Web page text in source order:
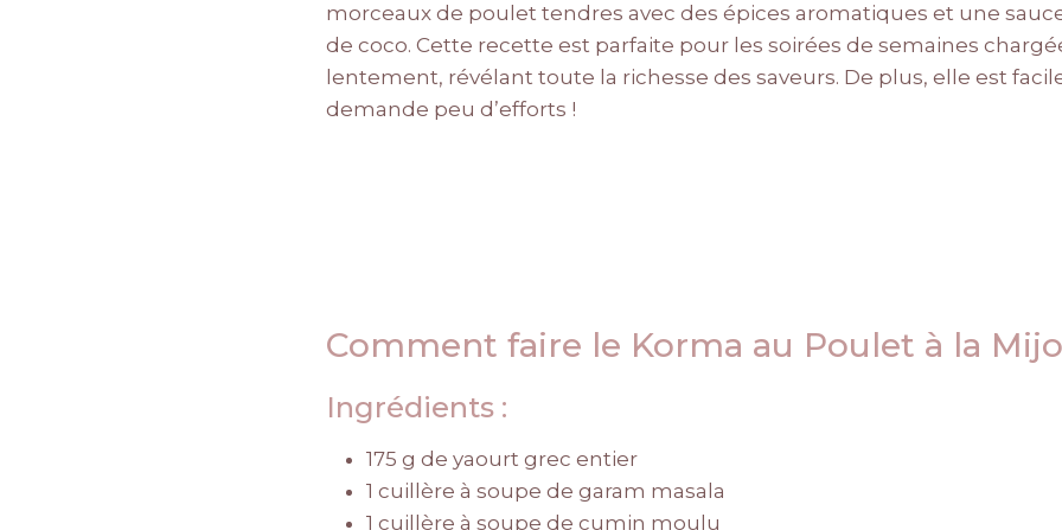
morceaux de poulet tendres avec des épices aromatiques et une
de coco. Cette recette est parfaite pour les soirées de semaines
lentement, révélant toute la richesse des saveurs. De plus, elle est
demande peu d’efforts !
Comment faire le Korma au Poulet à la
Ingrédients :
175 g de yaourt grec entier
1 cuillère à soupe de garam masala
1 cuillère à soupe de cumin moulu